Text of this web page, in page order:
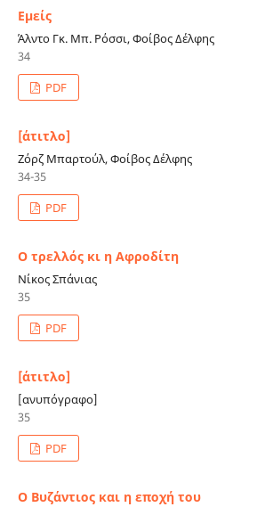
Εμείς
Άλντο Γκ. Μπ. Ρόσσι, Φοίβος Δέλφης
34
PDF
[άτιτλο]
Ζόρζ Μπαρτούλ, Φοίβος Δέλφης
34-35
PDF
Ο τρελλός κι η Αφροδίτη
Νίκος Σπάνιας
35
PDF
[άτιτλο]
[ανυπόγραφο]
35
PDF
Ο Βυζάντιος και η εποχή του